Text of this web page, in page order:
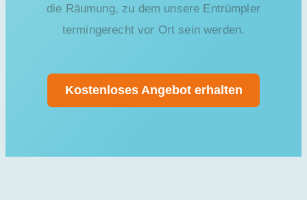
die Räumung, zu dem unsere Entrümpler
termingerecht vor Ort sein werden.
Kostenloses Angebot erhalten